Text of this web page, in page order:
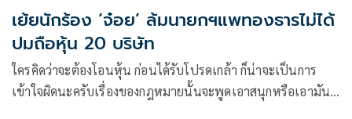
เย้ยนักร้อง ‘จ๋อย’ ล้มนายกฯแพทองธารไม่ได้
ปมถือหุ้น 20 บริษัท
ใครคิดว่าจะต้องโอนหุ้น ก่อนได้รับโปรดเกล้า ก็น่าจะเป็นการ
เข้าใจผิดนะครับเรื่องของกฎหมายนั้นจะพูดเอาสนุกหรือเอามัน